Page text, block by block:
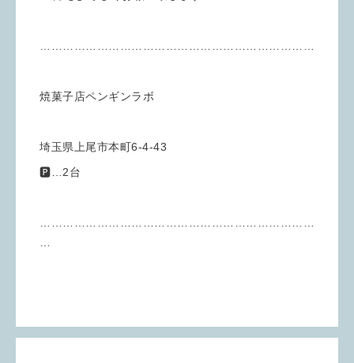
焼菓子店ペンギンラボ
埼玉県上尾市本町6-4-43
🅿︎…2台